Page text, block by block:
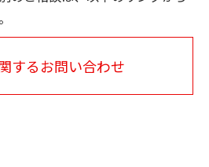
するお問い合わせ